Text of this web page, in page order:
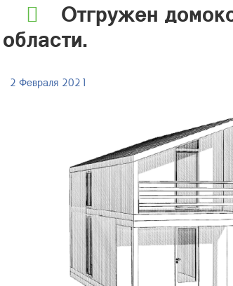
Отгружен
области.
2 Февраля 2021